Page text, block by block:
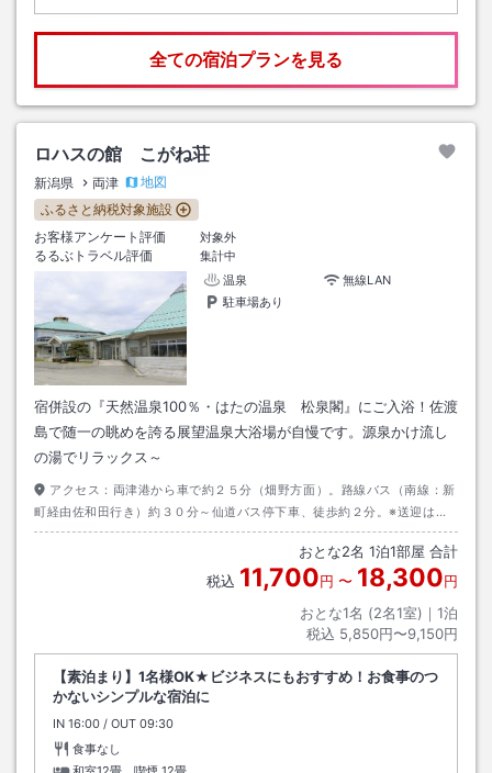
全ての宿泊プランを見る
ロハスの館 こがね荘
新潟県 両津
地図
ふるさと納税対象施設
お客様アンケート評価
対象外
るるぶトラベル評価
集計中
温泉
無線LAN
駐車場あり
宿併設の『天然温泉100％・はたの温泉 松泉閣』にご入浴！佐渡
島で随一の眺めを誇る展望温泉大浴場が自慢です。源泉かけ流し
の湯でリラックス～
アクセス： 両津港から車で約２５分（畑野方面）。路線バス（南線：新
町経由佐和田行き）約３０分～仙道バス停下車、徒歩約２分。※送迎は要
予約。ただし10名様以上の団体客に限る。
おとな2名 1泊1部屋 合計
税込 11,700円 〜 18,300円
おとな1名 (2名1室)｜ 1泊
税込 5,850円〜9,150円
【素泊まり】1名様OK★ビジネスにもおすすめ！お食事のつ
かないシンプルな宿泊に
IN チェックイン
16:00 / OUT チェックアウト
09:30
食事なし